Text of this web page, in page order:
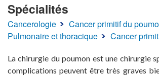
Spécialités
Cancerologie
Cancer primitif du
Pulmonaire et thoracique
Cancer
La chirurgie du poumon est une chirurgie
complications peuvent être très graves